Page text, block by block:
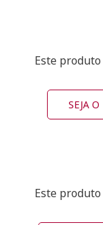
Este
SEJA
Este